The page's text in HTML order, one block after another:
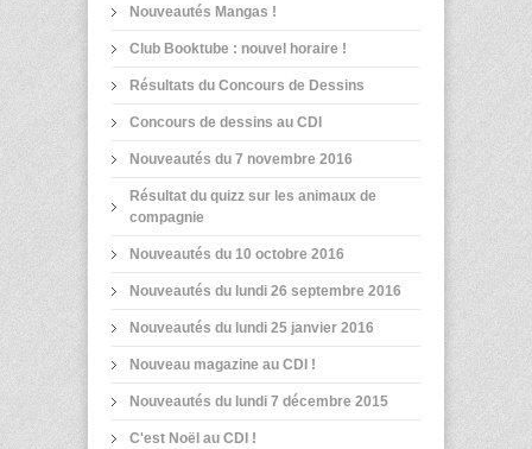
Nouveautés Mangas !
Club Booktube : nouvel horaire !
Résultats du Concours de Dessins
Concours de dessins au CDI
Nouveautés du 7 novembre 2016
Résultat du quizz sur les animaux de
compagnie
Nouveautés du 10 octobre 2016
Nouveautés du lundi 26 septembre 2016
Nouveautés du lundi 25 janvier 2016
Nouveau magazine au CDI !
Nouveautés du lundi 7 décembre 2015
C'est Noël au CDI !